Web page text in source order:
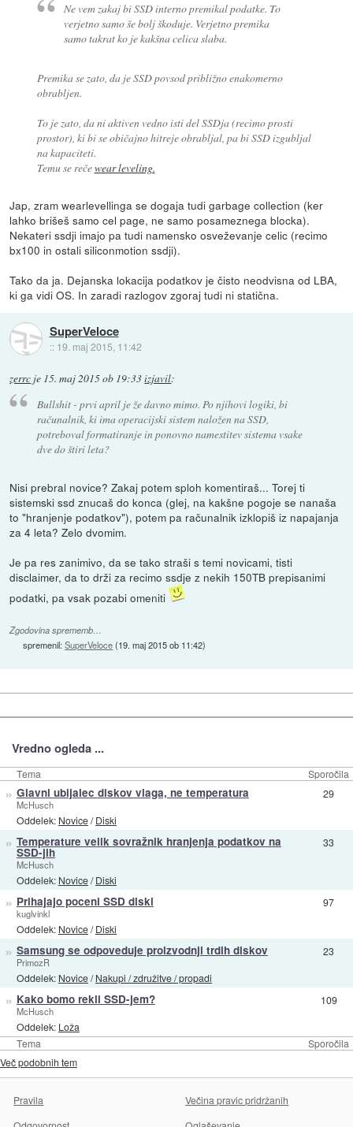
Ne vem zakaj bi SSD interno premikal podatke. To
verjetno samo še bolj škoduje. Verjetno premika
samo takrat ko je kakšna celica slaba.
Premika se zato, da je SSD povsod približno enakomerno
obrabljen.
To je zato, da ni aktiven vedno isti del SSDja (recimo prosti
prostor), ki bi se običajno hitreje obrabljal, pa bi SSD izgubljal
na kapaciteti.
Temu se rečewear leveling.
Jap, zram wearlevellinga se dogaja tudi garbage collection (ker
lahko brišeš samo cel page, ne samo posameznega blocka).
Nekateri ssdji imajo pa tudi namensko osveževanje celic (recimo
bx100 in ostali siliconmotion ssdji).
Tako da ja. Dejanska lokacija podatkov je čisto neodvisna od LBA,
ki ga vidi OS. In zaradi razlogov zgoraj tudi ni statična.
SuperVeloce
:: 19. maj 2015, 11:42
zerrc je 15. maj 2015 ob 19:33izjavil:
Bullshit - prvi april je že davno mimo. Po njihovi logiki, bi
računalnik, ki ima operacijski sistem naložen na SSD,
potreboval formatiranje in ponovno namestitev sistema vsake
dve do štiri leta?
Nisi prebral novice? Zakaj potem sploh komentiraš... Torej ti
sistemski ssd znucaš do konca (glej, na kakšne pogoje se nanaša
to "hranjenje podatkov"), potem pa računalnik izklopiš iz napajanja
za 4 leta? Zelo dvomim.
Je pa res zanimivo, da se tako straši s temi novicami, tisti
disclaimer, da to drži za recimo ssdje z nekih 150TB prepisanimi
podatki, pa vsak pozabi omeniti
Zgodovina sprememb…
spremenil:SuperVeloce(19. maj 2015 ob 11:42)
Vredno ogleda ...
Tema Sporočila
Tema Sporočila
» Glavni ubijalec diskov vlaga, ne temperatura
McHusch
Oddelek: Novice/Diski
29
» Temperature velik sovražnik hranjenja podatkov na
SSD-jih
McHusch
Oddelek: Novice/Diski
33
» Prihajajo poceni SSD diski
kuglvinkl
Oddelek: Novice/Diski
97
» Samsung se odpoveduje proizvodnji trdih diskov
PrimozR
Oddelek: Novice/Nakupi / združitve / propadi
23
» Kako bomo rekli SSD-jem?
McHusch
Oddelek: Loža
109
Več podobnih tem
Pravila
Večina pravic pridržanih